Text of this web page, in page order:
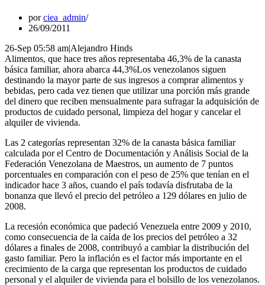
porciea_admin
26/09/2011
26-Sep 05:58 am|Alejandro Hinds
Alimentos, que hace tres años representaba 46,3% de la canasta
básica familiar, ahora abarca 44,3%Los venezolanos siguen
destinando la mayor parte de sus ingresos a comprar alimentos y
bebidas, pero cada vez tienen que utilizar una porción más grande
del dinero que reciben mensualmente para sufragar la adquisición de
productos de cuidado personal, limpieza del hogar y cancelar el
alquiler de vivienda.
Las 2 categorías representan 32% de la canasta básica familiar
calculada por el Centro de Documentación y Análisis Social de la
Federación Venezolana de Maestros, un aumento de 7 puntos
porcentuales en comparación con el peso de 25% que tenían en el
indicador hace 3 años, cuando el país todavía disfrutaba de la
bonanza que llevó el precio del petróleo a 129 dólares en julio de
2008.
La recesión económica que padeció Venezuela entre 2009 y 2010,
como consecuencia de la caída de los precios del petróleo a 32
dólares a finales de 2008, contribuyó a cambiar la distribución del
gasto familiar. Pero la inflación es el factor más importante en el
crecimiento de la carga que representan los productos de cuidado
personal y el alquiler de vivienda para el bolsillo de los venezolanos.